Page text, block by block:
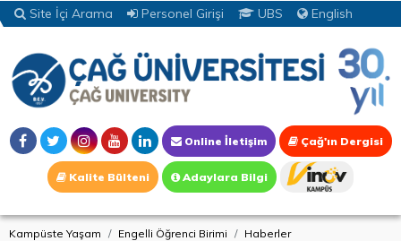
Site İçi Arama Personel Girişi UBS English
Online İletişim Çağ'ın Dergisi
Kalite Bülteni Adaylara Bilgi
Kampüste Yaşam Engelli Öğrenci Birimi
Haberler